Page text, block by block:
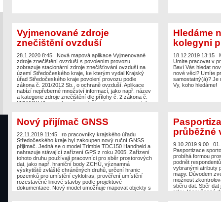
Vyjmenované zdroje
znečištění ovzduší
28.1.2020 8:45
Nová mapová aplikace Vyjmenované
zdroje znečištění ovzduší s povolením provozu
zobrazuje stacionární zdroje znečišťování ovzduší na
území Středočeského kraje, ke kterým vydal Krajský
úřad Středočeského kraje povolení provozu podle
zákona č. 201/2012 Sb., o ochraně ovzduší. Aplikace
nabízí nepřeberné množství informací, jako např. název
a kategorie zdroje znečištění dle přílohy č. 2 zákona č.
201/2012 Sb., o ochraně ovzduší, název provozovatele,
znečišťování ovzduší, je vždy uveden kód hlavního
zdroje provozovny. Při realizaci této aplikace byla snaha
naplnit dva cíle. První cíl se zaměřuje na informovanost a
osvětu veřejnosti v otázkách ochrany ovzduší, proto je i
aplikace součástí Akčního plánu k implementaci
Programu zlepšování kvality ovzduší Zóna Střední
Čechy – CZ02. Druhým cílem je zprostředkovat
zaměstnancům krajského úřadu odkazy na
digitalizované dokumenty Rozhodnutí o povolení provozu
k jednotlivým zdrojům. Aplikaci připravil Odbor životního
prostředí a zemědělství ve spolupráci s Odborem
informatiky / GIS.
Hledáme
kolegyni
18.12.2019 13:15
Umíte pracovat v
Baví Vás hledat
nové věci? Umíte
samostatný(á)? Je
Vy, koho hledáme!
Nový přijímač GNSS
22.11.2019 11:45 ro pracovníky krajského úřadu
Středočeského kraje byl zakoupen nový ruční GNSS
přijímač. Jedná se o model Trimble TDC150 Handheld a
nahrazuje stávající zařízení GPS z roku 2005. Zařízení
tohoto druhu používají pracovníci pro sběr prostorových
dat, jako např. hraniční body ZCHÚ, významná
výskytiště zvláště chráněných druhů, určení hranic
pozemků pro umístění cyklotras, prověření umístění
rozestavěné liniové stavby podle projektové
dokumentace. Nový model umožňuje mapovat objekty s
průběžné
9.10.2019 9:00
Pasportizace
probíhá formou
podnět
vybranými atributy
mapy. Důvodem
možnost
sběru dat. Sběr dat
roku. V současné